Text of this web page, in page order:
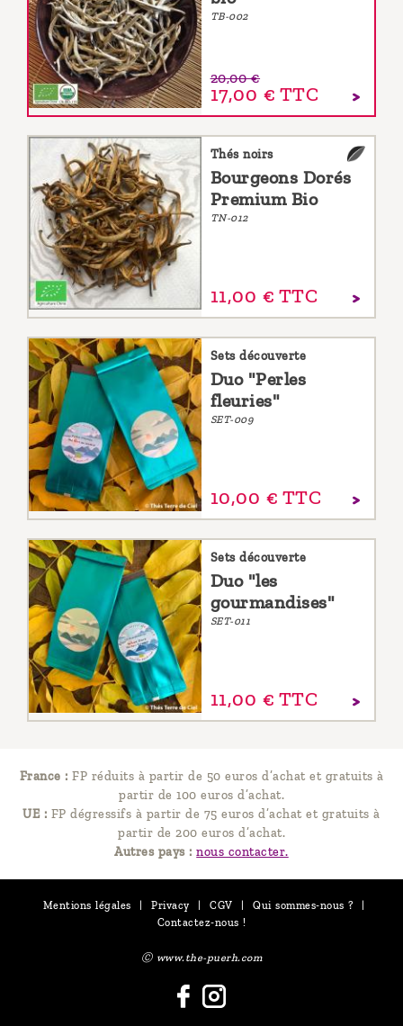
TB-002
20,00 €
17,00 € TTC
Thés noirs
Bourgeons Dorés
Premium Bio
TN-012
11,00 € TTC
Sets découverte
Duo "Perles
fleuries"
SET-009
10,00 € TTC
Sets découverte
Duo "les
gourmandises"
SET-011
11,00 € TTC
France : FP réduits à partir de 50 euros d’achat et gratuits à
partir de 100 euros d’achat.
UE : FP dégressifs à partir de 75 euros d’achat et gratuits à
partir de 200 euros d’achat.
Autres pays : nous contacter.
Mentions légales Privacy CGV Qui sommes-nous ?
Contactez-nous !
Ⓒ www.the-puerh.com